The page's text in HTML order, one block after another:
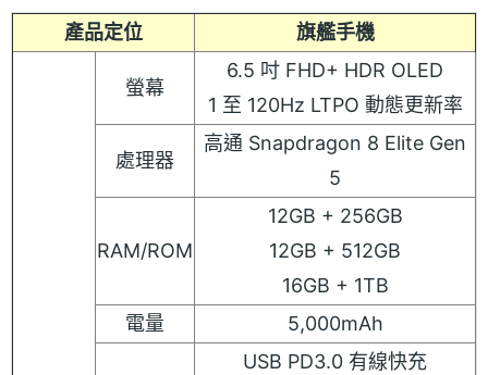
產品定位 旗艦手機
螢幕
6.5 吋 FHD+ HDR OLED
1 至 120Hz LTPO 動態更新率
處理器
高通 Snapdragon 8 Elite Gen
5
RAM/ROM
12GB + 256GB
12GB + 512GB
16GB + 1TB
電量
5,000mAh
USB PD3.0 有線快充